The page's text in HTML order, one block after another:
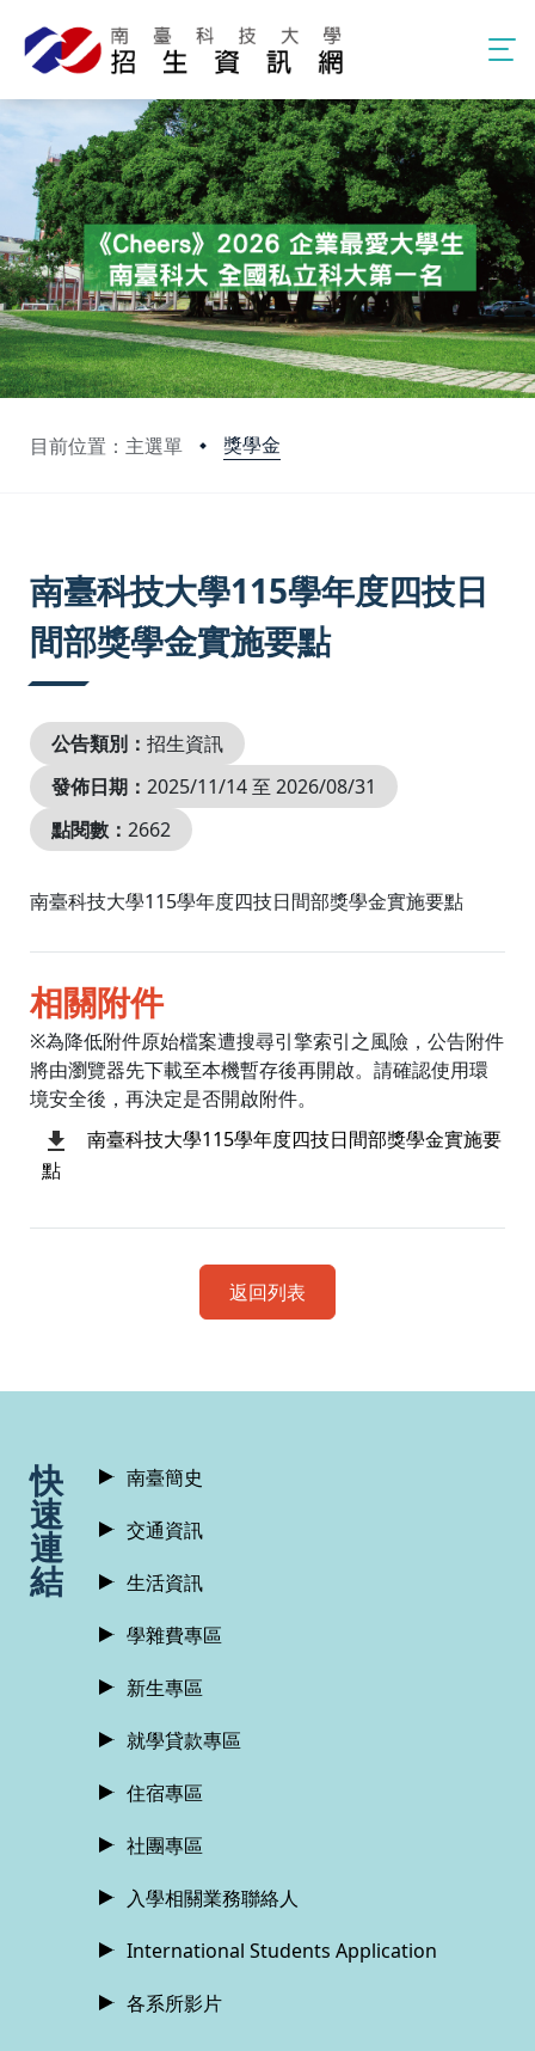
目前位置：主選單 獎學金
南臺科技大學115學年度四技日
間部獎學金實施要點
公告類別： 招生資訊
發佈日期： 2025/11/14 至 2026/08/31
點閱數： 2662
南臺科技大學115學年度四技日間部獎學金實施要點
相關附件
※為降低附件原始檔案遭搜尋引擎索引之風險，公告附件
將由瀏覽器先下載至本機暫存後再開啟。請確認使用環
境安全後，再決定是否開啟附件。
南臺科技大學115學年度四技日間部獎學金實施要
點
返回列表
快
速
連
結
南臺簡史
交通資訊
生活資訊
學雜費專區
新生專區
就學貸款專區
住宿專區
社團專區
入學相關業務聯絡人
International Students Application
各系所影片